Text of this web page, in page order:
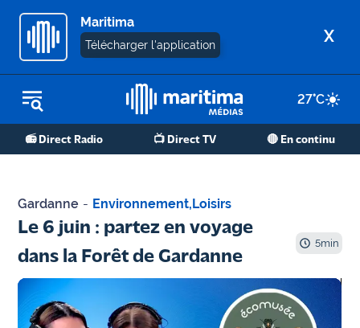
Maritima
Télécharger l'application X
27°C
📻 Direct Radio 📺 Direct TV 🔴 En continu
REPLAY RADIO
REPLAY TV
Martigues
- Etang
de Berre
Marseille
- Aix
Gardanne - Environnement,Loisirs
Le 6 juin : partez en voyage
dans la Forêt de Gardanne
5min